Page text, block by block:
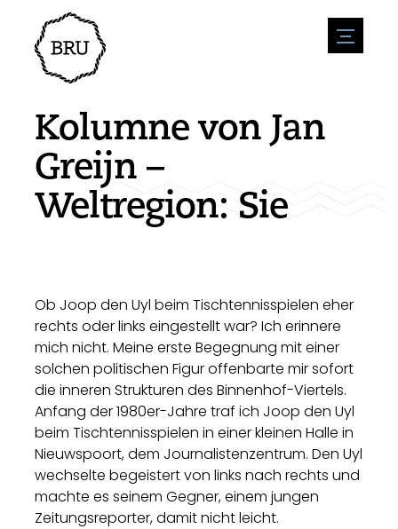
menu
Veranstaltungskalender
Veranstaltung anmelden
Übernachtung
Geschäfte
Natur & wasser
Sport
Sehenswürdigkeiten
Zugänglichkeit
Parken
Wohnumfeld
Um zu unternehmen
Stellenangebote
Nachrichtenübersicht
Kolumne von Jan
Greijn –
Weltregion: Sie
Ob Joop den Uyl beim Tischtennisspielen eher
rechts oder links eingestellt war? Ich erinnere
mich nicht. Meine erste Begegnung mit einer
solchen politischen Figur offenbarte mir sofort
die inneren Strukturen des Binnenhof-Viertels.
Anfang der 1980er-Jahre traf ich Joop den Uyl
beim Tischtennisspielen in einer kleinen Halle in
Nieuwspoort, dem Journalistenzentrum. Den Uyl
wechselte begeistert von links nach rechts und
machte es seinem Gegner, einem jungen
Zeitungsreporter, damit nicht leicht.